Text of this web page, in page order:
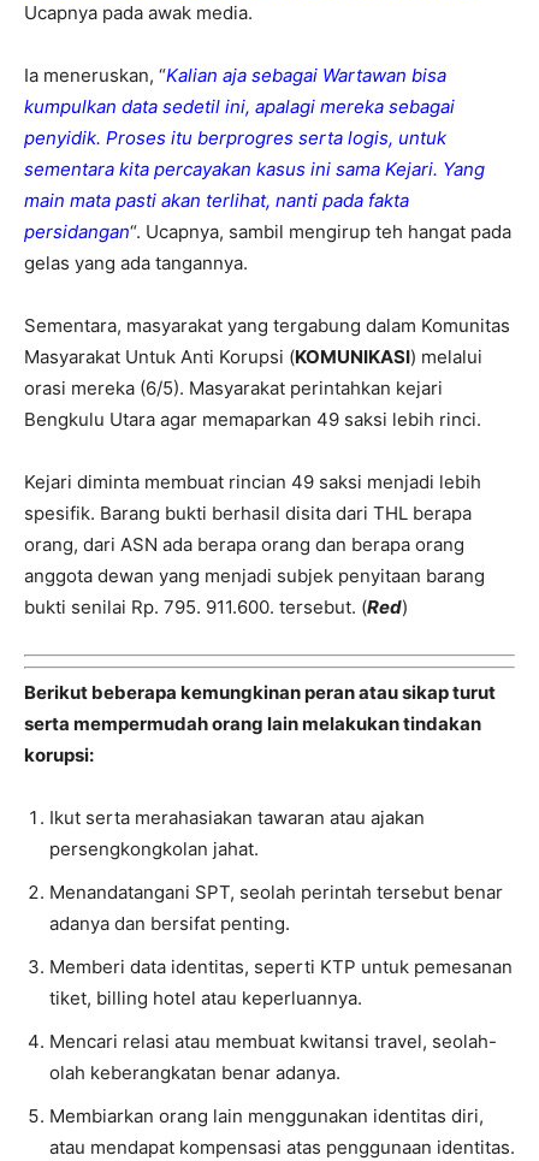
Ucapnya pada awak media.
Ia meneruskan, “Kalian aja sebagai Wartawan bisa
kumpulkan data sedetil ini, apalagi mereka sebagai
penyidik. Proses itu berprogres serta logis, untuk
sementara kita percayakan kasus ini sama Kejari. Yang
main mata pasti akan terlihat, nanti pada fakta
persidangan“. Ucapnya, sambil mengirup teh hangat pada
gelas yang ada tangannya.
Sementara, masyarakat yang tergabung dalam Komunitas
Masyarakat Untuk Anti Korupsi (KOMUNIKASI) melalui
orasi mereka (6/5). Masyarakat perintahkan kejari
Bengkulu Utara agar memaparkan 49 saksi lebih rinci.
Kejari diminta membuat rincian 49 saksi menjadi lebih
spesifik. Barang bukti berhasil disita dari THL berapa
orang, dari ASN ada berapa orang dan berapa orang
anggota dewan yang menjadi subjek penyitaan barang
bukti senilai Rp. 795. 911.600. tersebut. (Red)
Berikut beberapa kemungkinan peran atau sikap turut
serta mempermudah orang lain melakukan tindakan
korupsi:
Ikut serta merahasiakan tawaran atau ajakan
persengkongkolan jahat.
Menandatangani SPT, seolah perintah tersebut benar
adanya dan bersifat penting.
Memberi data identitas, seperti KTP untuk pemesanan
tiket, billing hotel atau keperluannya.
Mencari relasi atau membuat kwitansi travel, seolah-
olah keberangkatan benar adanya.
Membiarkan orang lain menggunakan identitas diri,
atau mendapat kompensasi atas penggunaan identitas.